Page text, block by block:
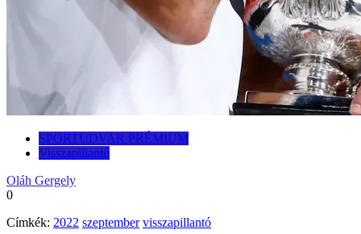
SPORTUDVAR PRÉMIUM
Visszapillantó
Oláh Gergely
0
Címkék: 2022 szeptember visszapillantó